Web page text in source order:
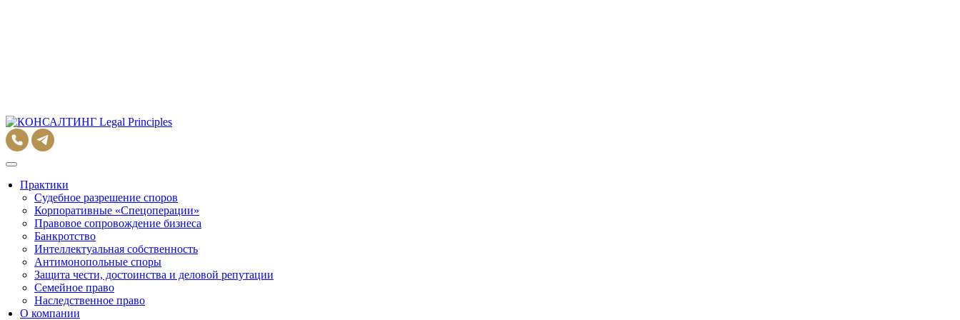
Практики
Судебное разрешение споров
Корпоративные «Спецоперации»
Правовое сопровождение бизнеса
Банкротство
Интеллектуальная собственность
Антимонопольные споры
Защита чести, достоинства и деловой репутации
Семейное право
Наследственное право
О компании